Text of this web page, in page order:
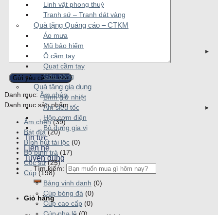
Linh vật phong thuỷ
Tranh sứ – Tranh dát vàng
Quà tặng Quảng cáo – CTKM
Áo mưa
Mũ bảo hiểm
Ô cầm tay
Quạt cầm tay
Gấu bông
Quà tặng gia dụng
Bình giữ nhiệt
Ấm siêu tốc
Hộp cơm điện
Bộ đựng gia vị
Tin tức
Liên hệ
Tuyển dụng
Tìm kiếm:
Giỏ hàng
Danh mục: Ấm chén
Danh mục sản phẩm
Ấm chén (39)
Bát đĩa (20)
Bình hút tài lộc (0)
Bộ bình trà (17)
Cốc sứ (25)
Cúp (198)
Bảng vinh danh (0)
Cúp bóng đá (0)
Cúp cao cấp (0)